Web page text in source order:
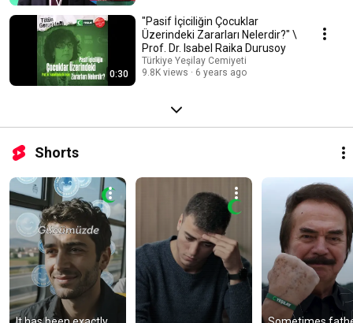
0:30
"Pasif İçiciliğin Çocuklar
Üzerindeki Zararları Nelerdir?" \
Prof. Dr. Isabel Raika Durusoy
Türkiye Yeşilay Cemiyeti
9.8K views
6 years ago
Shorts